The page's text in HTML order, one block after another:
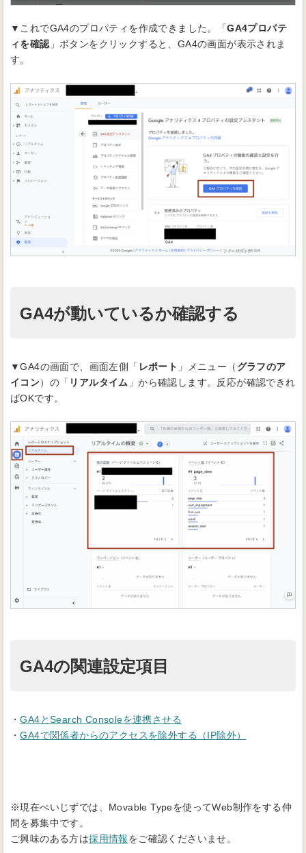
▼これでGA4のプロパティを作成できました。「GA4プロパテ
ィを確認 」ボタンをクリックすると、GA4の画面が表示されま
す。
GA4が動いているか確認する
▼GA4の画面で、画面左側「 レポート 」メニュー（ グラフのア
イコン）の「 リアルタイム 」から確認します。反応が確認できれ
ばOKです。
GA4の関連設定項目
・GA4とSearch Consoleを連携させる
・GA4で関係者からのアクセスを除外する（IP除外）
※現在ぺいじずでは、Movable Typeを使ってWeb制作をする仲
間を募集中です。
ご興味のある方は採用情報をご確認くださいませ。